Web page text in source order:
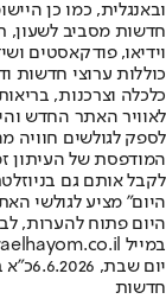
חדשות מסביב לשעון,
וידיאו, פודקאסטים
כוללות ערוצי חדשות
לאוויר האתר החדש
לספק לגולשים חוויה
המודפסת של העיתון
לקבל אותם גם
היום" מציע לגולשי
היום פתוח להערות,
במייל hayom@israelhayom.co.il.
יום שבת, 6.6.2026
כ"א
חדשות